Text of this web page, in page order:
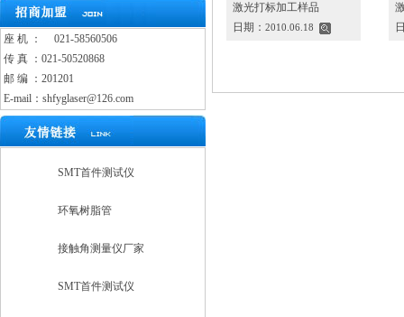
座 机 ：
021-58560506
传 真 ：021-50520868
邮 编 ：201201
E-mail：shfyglaser@126.com
SMT首件测试仪
环氧树脂管
接触角测量仪厂家
SMT首件测试仪
激光打标加工样品
日期： 2010.06.18